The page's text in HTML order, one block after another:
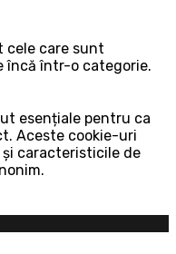
cele care sunt
încă într-o categorie.
esențiale pentru ca
Aceste cookie-uri
caracteristicile de